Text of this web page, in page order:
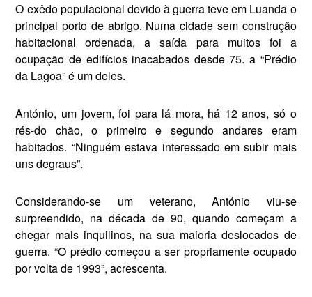
O exêdo populacional devi­do à guerra teve em Luan­da o
principal porto de abrigo. Numa cidade sem cons­trução
habitacional ordenada, a saída para muitos foi a
ocupação de edifícios inacabados desde 75. a “Prédio
da Lagoa” é um deles.
António, um jovem, foi para lá mora, há 12 anos, só o
rés-do ­chão, o primeiro e segundo anda­res eram
habitados. “Ninguém estava interessado em subir mais
uns degraus”.
Considerando-se um veterano, António viu-se
surpreendido, na década de 90, quando começam a
chegar mais inquilinos, na sua maioria deslocados de
guerra. “O prédio começou a ser propria­mente ocupado
por volta de 1993”, acrescenta.